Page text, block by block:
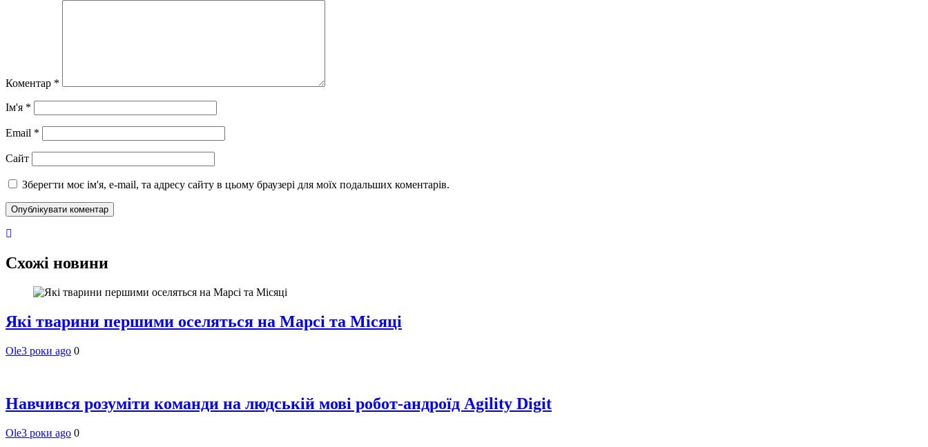
Коментар *
Ім'я *
Email *
Сайт
Зберегти моє ім'я, e-mail, та адресу сайту в цьому браузері для моїх подальших коментарів.
Схожі новини
Які тварини першими оселяться на Марсі та Місяці
Ole3 роки ago 0
Навчився розуміти команди на людській мові робот-андроїд Agility Digit
Ole3 роки ago 0